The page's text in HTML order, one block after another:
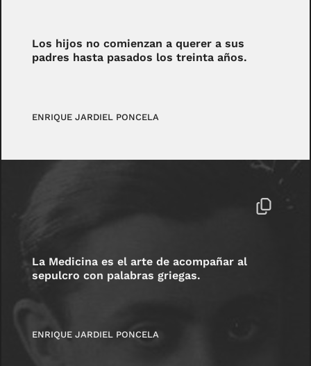
Los hijos no comienzan a querer a sus
padres hasta pasados los treinta años.
ENRIQUE JARDIEL PONCELA
La Medicina es el arte de acompañar al
sepulcro con palabras griegas.
ENRIQUE JARDIEL PONCELA